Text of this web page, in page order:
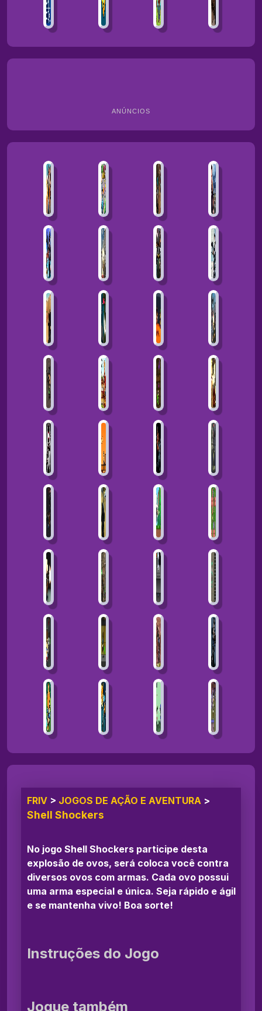
ANÚNCIOS
FRIV > JOGOS DE AÇÃO E AVENTURA >
Shell Shockers
No jogo Shell Shockers participe desta
explosão de ovos, será coloca você contra
diversos ovos com armas. Cada ovo possui
uma arma especial e única. Seja rápido e ágil
e se mantenha vivo! Boa sorte!
Instruções do Jogo
Jogue também